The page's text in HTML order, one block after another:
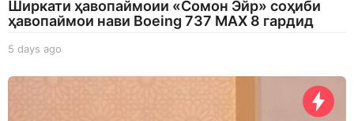
Ширкати ҳавопаймоии «Сомон Эйр» соҳиби
ҳавопаймои нави Boeing 737 MAX 8 гардид
5 days ago
a